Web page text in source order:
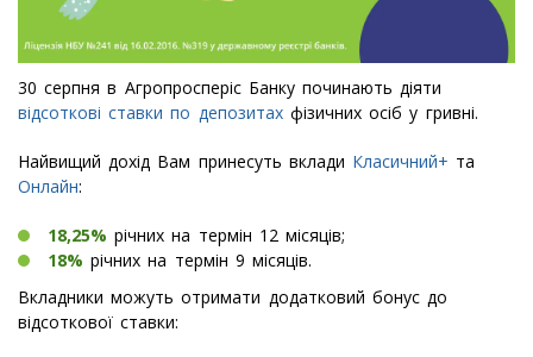
30 серпня в Агропросперіс Банку починають діяти
відсоткові ставки по депозитахфізичних осіб у гривні.
Найвищий дохід Вам принесуть вклади Класичний+ та
Онлайн:
18,25% річних на термін 12 місяців;
18% річних на термін 9 місяців.
Вкладники можуть отримати додатковий бонус до
відсоткової ставки: